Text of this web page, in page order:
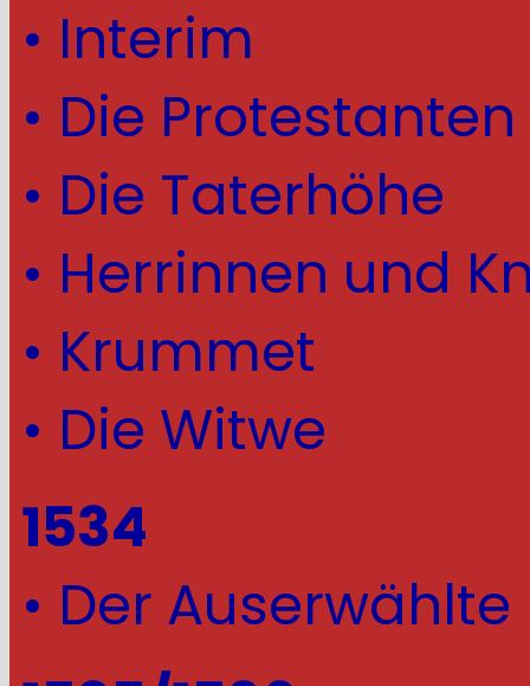
• Interim
• Die Protestanten
• Die Taterhöhe
• Herrinnen und
• Krummet
• Die Witwe
1534
• Der Auserwählte